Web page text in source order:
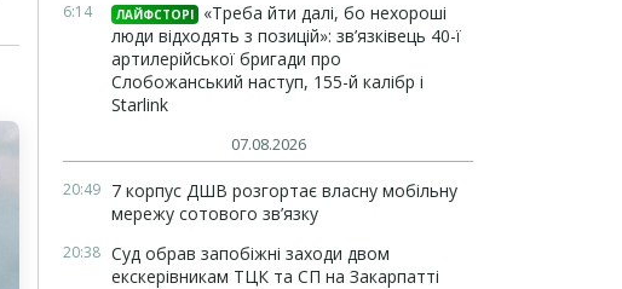
6:14 ЛАЙФСТОРІ
«Треба йти далі, бо нехороші
люди відходять з позицій»: зв’язківець 40-ї
артилерійської бригади про
Слобожанський наступ, 155-й калібр і
Starlink
07.08.2026
20:49 7 корпус ДШВ розгортає власну мобільну
мережу сотового зв’язку
20:38 Суд обрав запобіжні заходи двом
екскерівникам ТЦК та СП на Закарпатті